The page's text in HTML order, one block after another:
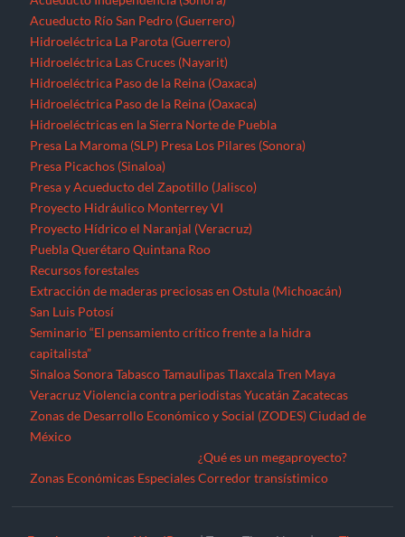
Acueducto Río San Pedro (Guerrero)
Hidroeléctrica La Parota (Guerrero)
Hidroeléctrica Las Cruces (Nayarit)
Hidroeléctrica Paso de la Reina (Oaxaca)
Hidroeléctrica Paso de la Reina (Oaxaca)
Hidroeléctricas en la Sierra Norte de Puebla
Presa La Maroma (SLP) Presa Los Pilares (Sonora)
Presa Picachos (Sinaloa)
Presa y Acueducto del Zapotillo (Jalisco)
Proyecto Hidráulico Monterrey VI
Proyecto Hídrico el Naranjal (Veracruz)
Puebla Querétaro Quintana Roo
Recursos forestales
Extracción de maderas preciosas en Ostula (Michoacán)
San Luis Potosí
Seminario “El pensamiento crítico frente a la hidra
capitalista”
Sinaloa Sonora Tabasco Tamaulipas Tlaxcala Tren Maya
Veracruz Violencia contra periodistas Yucatán Zacatecas
Zonas de Desarrollo Económico y Social (ZODES) Ciudad de
México
Zonas Económicas Especiales
¿Qué es un megaproyecto?
Corredor transístimico